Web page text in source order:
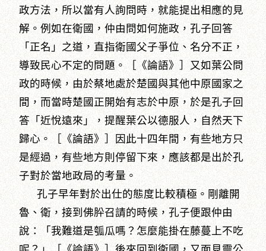
政方法，所以當有人詢問時，就能提出相應的見
解。例如在衛國，仲由問如何施政，孔子回答
「正名」之道，直指衛國父子爭位、名分不正，
導致民心不定的問題。［《論語》］又如葉公問
政的時候，由於蔡地處於楚國與其他中原國家之
間，而當時楚國正開始有志於中原，於是孔子回
答「近悅遠來」，提醒葉公以德服人，自然天下
歸心。［《論語》］因此十四年間，有些地方只
是經過，有些地方則停留下來，應該都是出於孔
子對於當地政局的考量。
孔子早年對於出仕的態度比較積極。剛離開
魯、衛，接到佛肸召請的時候，孔子便跟仲由
說：「我難道是瓠瓜嗎？怎麼能掛在藤蔓上不吃